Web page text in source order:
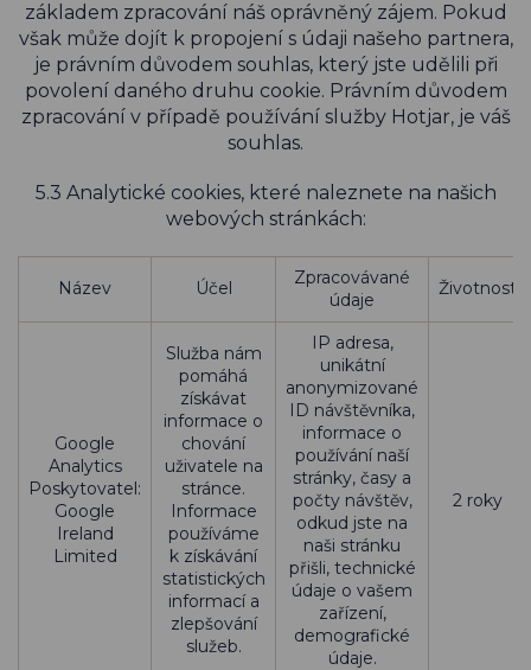
základem zpracování náš oprávněný zájem. Pokud
však může dojít k propojení s údaji našeho partnera,
je právním důvodem souhlas, který jste udělili při
povolení daného druhu cookie. Právním důvodem
zpracování v případě používání služby Hotjar, je váš
souhlas.
5.3 Analytické cookies, které naleznete na našich
webových stránkách:
Název Účel
Zpracovávané
údaje
Životnost
Google
Analytics
Poskytovatel:
Google
Ireland
Limited
Služba nám
pomáhá
získávat
informace o
chování
uživatele na
stránce.
Informace
používáme
k získávání
statistických
informací a
zlepšování
služeb.
IP adresa,
unikátní
anonymizované
ID návštěvníka,
informace o
používání naší
stránky, časy a
počty návštěv,
odkud jste na
naši stránku
přišli, technické
údaje o vašem
zařízení,
demografické
údaje.
2 roky